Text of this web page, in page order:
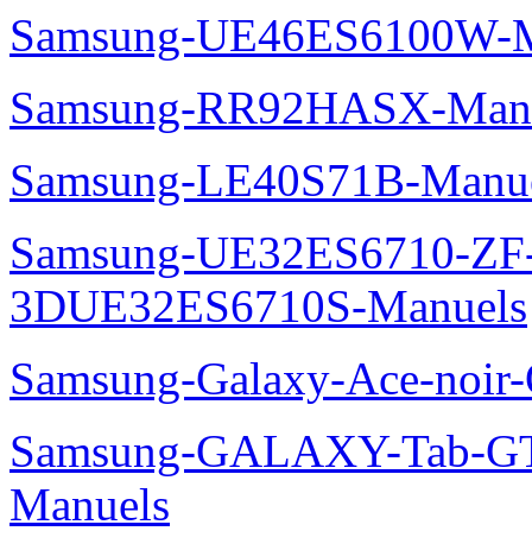
Samsung-UE46ES6100W-
Samsung-RR92HASX-
Samsung-LE40S71B-
Samsung-UE32ES6710-
3DUE32ES6710S-Manuels
Samsung-Galaxy-Ace-
Samsung-GALAXY-Tab-
Manuels